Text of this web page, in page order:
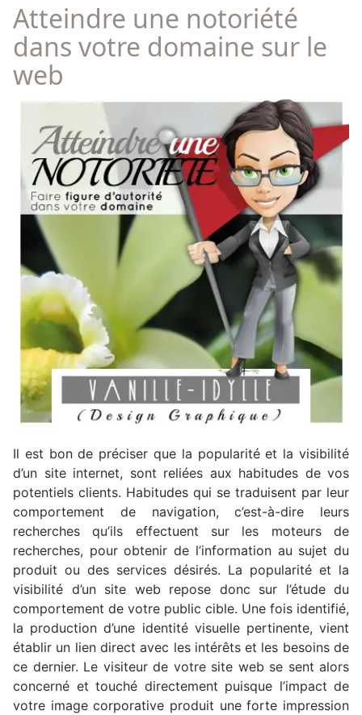
Atteindre une notoriété
dans votre domaine sur le
web
Il est bon de préciser que la popularité et la visibilité
d’un site internet, sont reliées aux habitudes de vos
potentiels clients. Habitudes qui se traduisent par leur
comportement de navigation, c’est-à-dire leurs
recherches qu’ils effectuent sur les moteurs de
recherches, pour obtenir de l’information au sujet du
produit ou des services désirés. La popularité et la
visibilité d’un site web repose donc sur l’étude du
comportement de votre public cible. Une fois identifié,
la production d’une identité visuelle pertinente, vient
établir un lien direct avec les intérêts et les besoins de
ce dernier. Le visiteur de votre site web se sent alors
concerné et touché directement puisque l’impact de
votre image corporative produit une forte impression